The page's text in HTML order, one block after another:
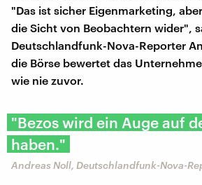
"Das ist sicher Eigenmarketing,
die Sicht von Beobachtern wider",
Deutschlandfunk-Nova-Reporter
die Börse bewertet das
wie nie zuvor.
"Bezos wird ein Auge auf
haben."
Andreas Noll, Deutschlandfunk-Nova-